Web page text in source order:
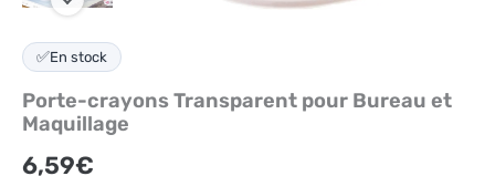
✅En stock
Porte-crayons Transparent pour Bureau et
Maquillage
6,59€